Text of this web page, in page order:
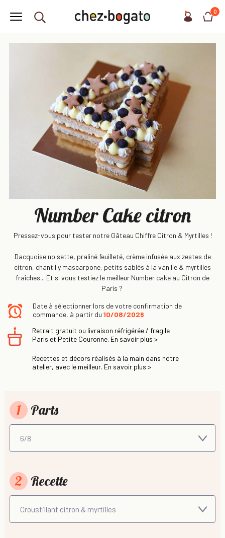
0
Number Cake citron
Pressez-vous pour tester notre Gâteau Chiffre Citron & Myrtilles !
Dacquoise noisette, praliné feuilleté, crème infusée aux zestes de
citron, chantilly mascarpone, petits sablés à la vanille & myrtilles
fraîches... Et si vous testiez le meilleur Number cake au Citron de
Paris ?
Date à sélectionner lors de votre confirmation de
commande, à partir du 10/08/2026
Retrait gratuit ou livraison réfrigérée / fragile
Paris et Petite Couronne. En savoir plus >
Recettes et décors réalisés à la main dans notre
atelier, avec le meilleur. En savoir plus >
1 Parts
2 Recette